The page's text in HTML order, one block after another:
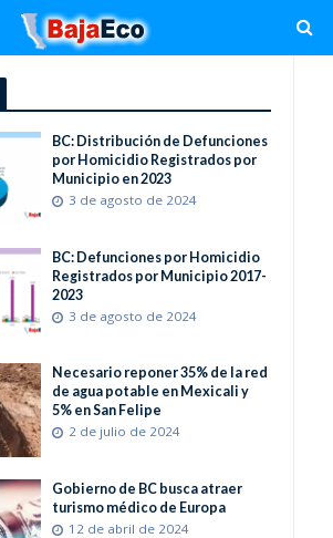
BC: Distribución de Defunciones
por Homicidio Registrados por
Municipio en 2023
3 de agosto de 2024
BC: Defunciones por Homicidio
Registrados por Municipio 2017-
2023
3 de agosto de 2024
Necesario reponer 35% de la red
de agua potable en Mexicali y
5% en San Felipe
2 de julio de 2024
Gobierno de BC busca atraer
turismo médico de Europa
12 de abril de 2024